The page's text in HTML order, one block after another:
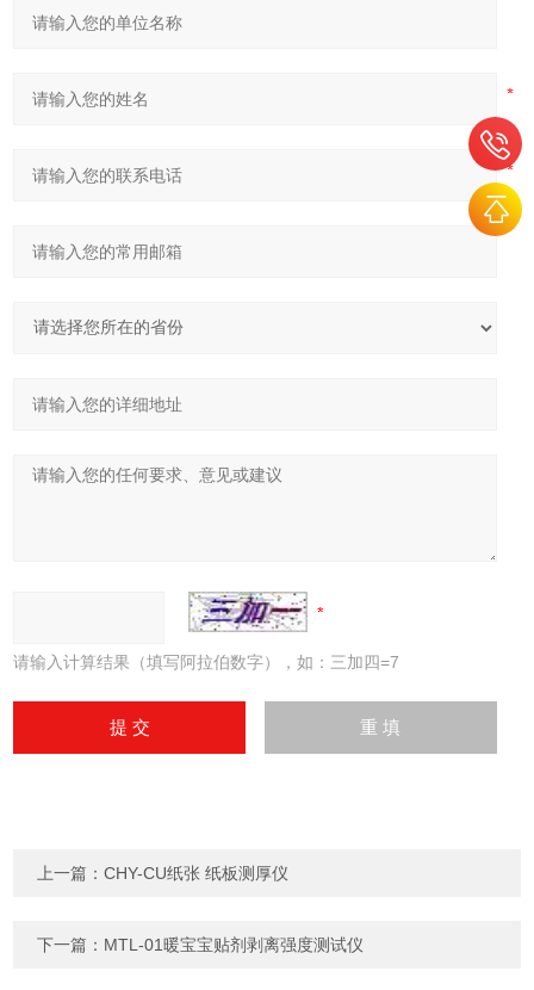
请输入计算结果（填写阿拉伯数字），如：三加四=7
上一篇：CHY-CU纸张 纸板测厚仪
下一篇： MTL-01暖宝宝贴剂剥离强度测试仪